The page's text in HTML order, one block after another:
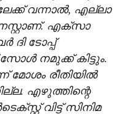
വന്നാൽ, എല്ലാ
എക്സാ​
ദി ടോപ്പ്
നമുക്ക് കിട്ടും.
മോശം രീതിയിൽ
എഴുത്തിന്റെ
വിട്ട് സിനിമ